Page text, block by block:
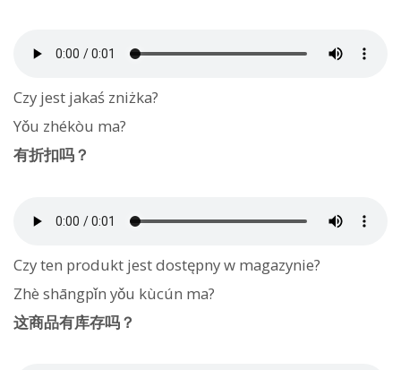
Czy jest jakaś zniżka?
Yǒu zhékòu ma?
有折扣吗？
Czy ten produkt jest dostępny w magazynie?
Zhè shāngpǐn yǒu kùcún ma?
这商品有库存吗？